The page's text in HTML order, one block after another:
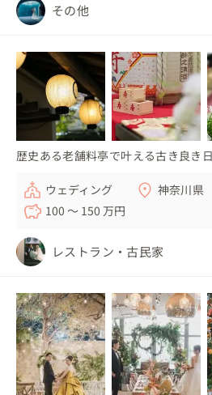
その他
歴史ある老舗料亭で叶える古き良き
ウェディング
神奈川県
100 〜 150 万円
レストラン・古民家